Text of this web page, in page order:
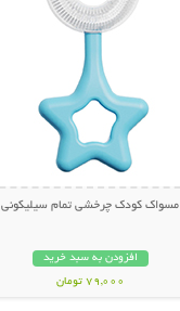
مسواک کودک چرخشی تمام سیلیکونی
افزودن به سبد خرید
79,000 تومان